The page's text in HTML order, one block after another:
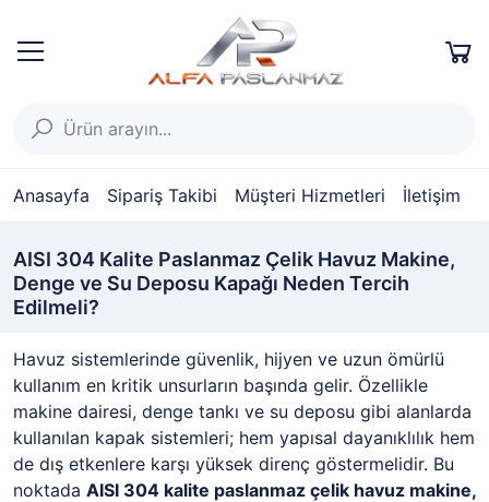
Anasayfa Sipariş Takibi Müşteri Hizmetleri İletişim
AISI 304 Kalite Paslanmaz Çelik Havuz Makine,
Denge ve Su Deposu Kapağı Neden Tercih
Edilmeli?
Havuz sistemlerinde güvenlik, hijyen ve uzun ömürlü
kullanım en kritik unsurların başında gelir. Özellikle
makine dairesi, denge tankı ve su deposu gibi alanlarda
kullanılan kapak sistemleri; hem yapısal dayanıklılık hem
de dış etkenlere karşı yüksek direnç göstermelidir. Bu
noktada AISI 304 kalite paslanmaz çelik havuz makine,